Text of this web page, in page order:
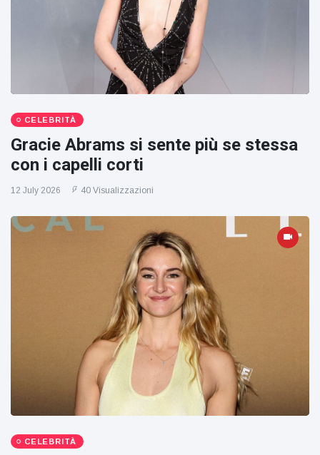
CELEBRITÀ
Gracie Abrams si sente più se stessa
con i capelli corti
12 July 2026 40 Visualizzazioni
CELEBRITÀ